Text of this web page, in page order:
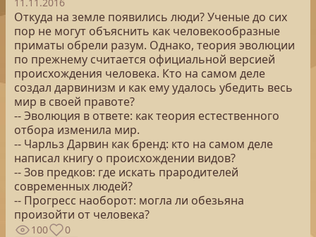
Откуда на земле появились люди? Ученые до сих
пор не могут объяснить как человекообразные
приматы обрели разум. Однако, теория эволюции
по прежнему считается официальной версией
происхождения человека. Кто на самом деле
создал дарвинизм и как ему удалось убедить весь
мир в своей правоте?
-- Эволюция в ответе: как теория естественного
отбора изменила мир.
-- Чарльз Дарвин как бренд: кто на самом деле
написал книгу о происхождении видов?
-- Зов предков: где искать прародителей
современных людей?
-- Прогресс наоборот: могла ли обезьяна
произойти от человека?
100 0